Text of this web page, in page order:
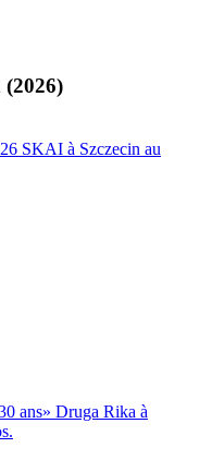
(2026)
SKAI à Szczecin au
ans» Druga Rika à